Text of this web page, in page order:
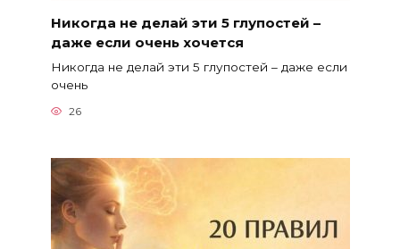
Никогда не делай эти 5 глупостей –
даже если очень хочется
Никогда не делай эти 5 глупостей – даже если
очень
26